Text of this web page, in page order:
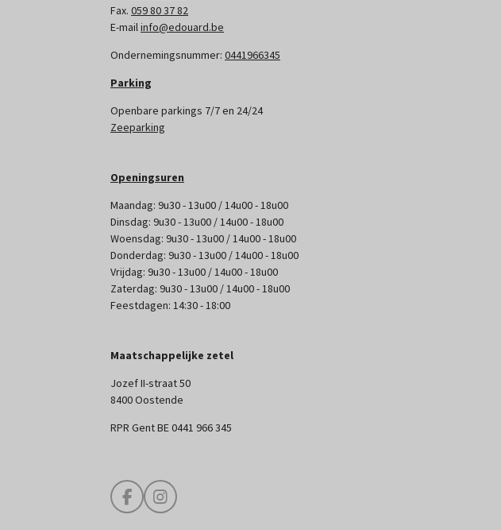
Fax. 059 80 37 82
E-mailinfo@edouard.be
Ondernemingsnummer: 0441966345
Parking
Openbare parkings 7/7 en 24/24
Zeeparking
Openingsuren
Maandag: 9u30 - 13u00 / 14u00 - 18u00
Dinsdag: 9u30 - 13u00 / 14u00 - 18u00
Woensdag: 9u30 - 13u00 / 14u00 - 18u00
Donderdag: 9u30 - 13u00 / 14u00 - 18u00
Vrijdag: 9u30 - 13u00 / 14u00 - 18u00
Zaterdag: 9u30 - 13u00 / 14u00 - 18u00
Feestdagen: 14:30 - 18:00
Maatschappelijke zetel
Jozef II-straat 50
8400 Oostende
RPR Gent BE 0441 966 345
F
a
I
n